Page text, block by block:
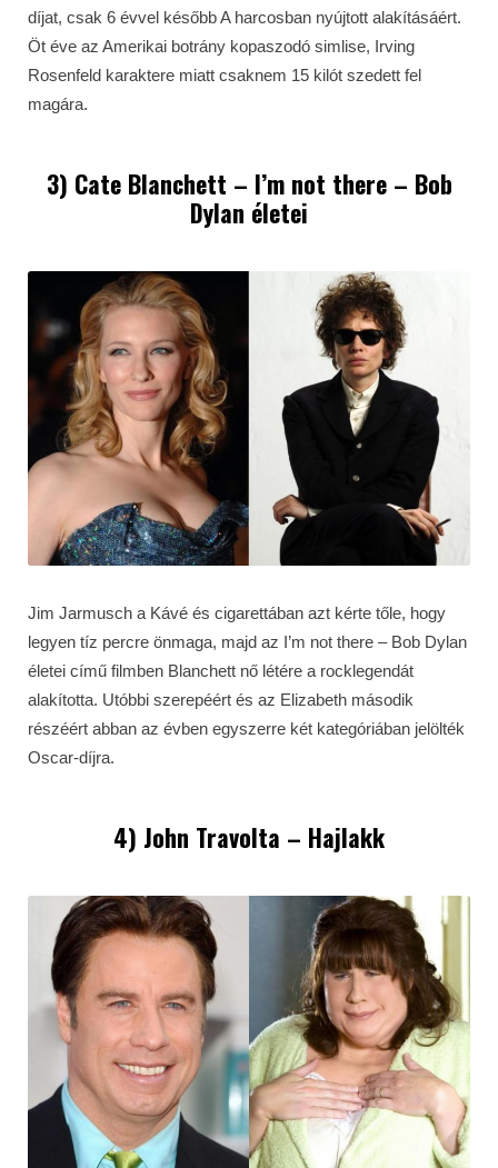
díjat, csak 6 évvel később A harcosban nyújtott alakításáért.
Öt éve az Amerikai botrány kopaszodó simlise, Irving
Rosenfeld karaktere miatt csaknem 15 kilót szedett fel
magára.
3) Cate Blanchett – I’m not there – Bob
Dylan életei
Jim Jarmusch a Kávé és cigarettában azt kérte tőle, hogy
legyen tíz percre önmaga, majd az I’m not there – Bob Dylan
életei című filmben Blanchett nő létére a rocklegendát
alakította. Utóbbi szerepéért és az Elizabeth második
részéért abban az évben egyszerre két kategóriában jelölték
Oscar-díjra.
4) John Travolta – Hajlakk